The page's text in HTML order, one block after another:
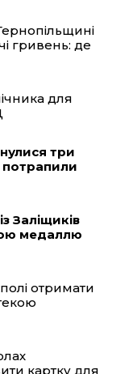
A
гривень: де
для
три
потрапили
Заліщиків
медаллю
отримати
картку для